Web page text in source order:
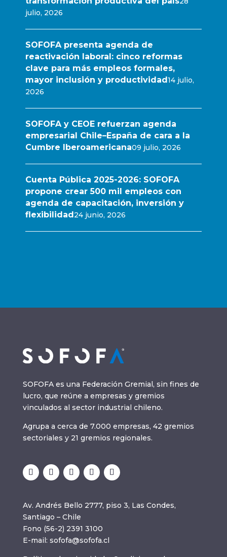
julio, 2026
SOFOFA presenta agenda de
reactivación laboral: cinco reformas
clave para más empleos formales,
mayor inclusión y productividad14 julio,
2026
SOFOFA y CEOE refuerzan agenda
empresarial Chile–España de cara a la
Cumbre Iberoamericana09 julio, 2026
Cuenta Pública 2025-2026: SOFOFA
propone crear 500 mil empleos con
agenda de capacitación, inversión y
flexibilidad24 junio, 2026
SOFOFA es una Federación Gremial, sin fines de
lucro, que reúne a empresas y gremios
vinculados al sector industrial chileno.
Agrupa a cerca de 7.000 empresas, 42 gremios
sectoriales y 21 gremios regionales.
Av. Andrés Bello 2777, piso 3, Las Condes,
Santiago – Chile
Fono (56-2) 2391 3100
E-mail: sofofa@sofofa.cl